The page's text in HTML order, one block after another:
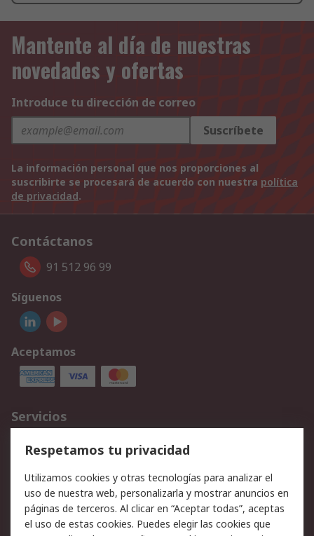
Mantente al día de nuestras
novedades y ofertas
Introduce tu dirección de correo
Suscríbete
La información personal que nos proporciones al
suscribirte se procesará de acuerdo con nuestra política
de privacidad.
Contáctanos
91 512 96 99
Síguenos
Aceptamos
Servicios
Cómo realizar pedidos
Devoluciones
Facturación y pago
Ofertas
Soporte técnico
Legal
Respetamos tu privacidad
Utilizamos cookies y otras tecnologías para analizar el
uso de nuestra web, personalizarla y mostrar anuncios en
páginas de terceros. Al clicar en “Aceptar todas”, aceptas
el uso de estas cookies. Puedes elegir las cookies que